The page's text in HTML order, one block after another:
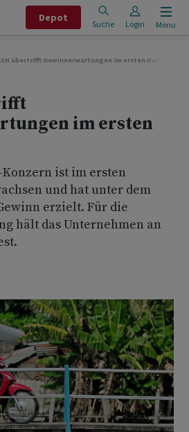
Depot
Suche Login Menu
übertrifft Gewinnerwartungen im ersten Halbjahr
im ersten
Konzern ist im ersten
und hat unter dem
erzielt. Für die
hält das Unternehmen an